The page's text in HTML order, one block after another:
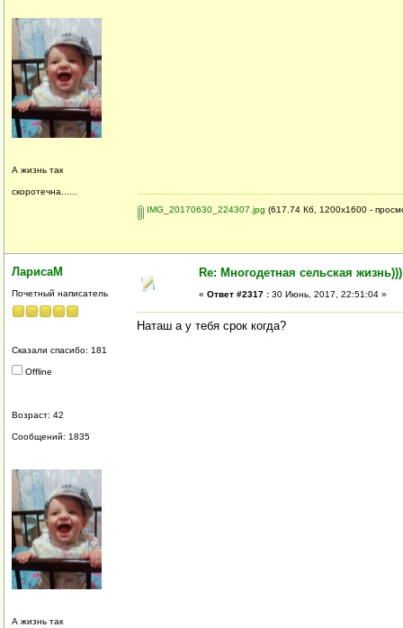
А жизнь так
скоротечна......
IMG_20170630_224307.jpg (617.74 Кб, 1200x1600 -
ЛарисаМ
Почетный написатель
Сказали спасибо: 181
Offline
Возраст: 42
Сообщений: 1835
А жизнь так
Re: Многодетная сельская жизнь)))
« Ответ #2317 : 30 Июнь, 2017, 22:51:04 »
Наташ а у тебя срок когда?